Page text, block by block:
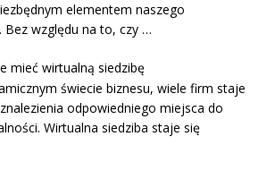
elementem naszego
Bez względu na to, czy …
mieć wirtualną siedzibę
świecie biznesu, wiele firm staje
odpowiedniego miejsca do
Wirtualna siedziba staje się